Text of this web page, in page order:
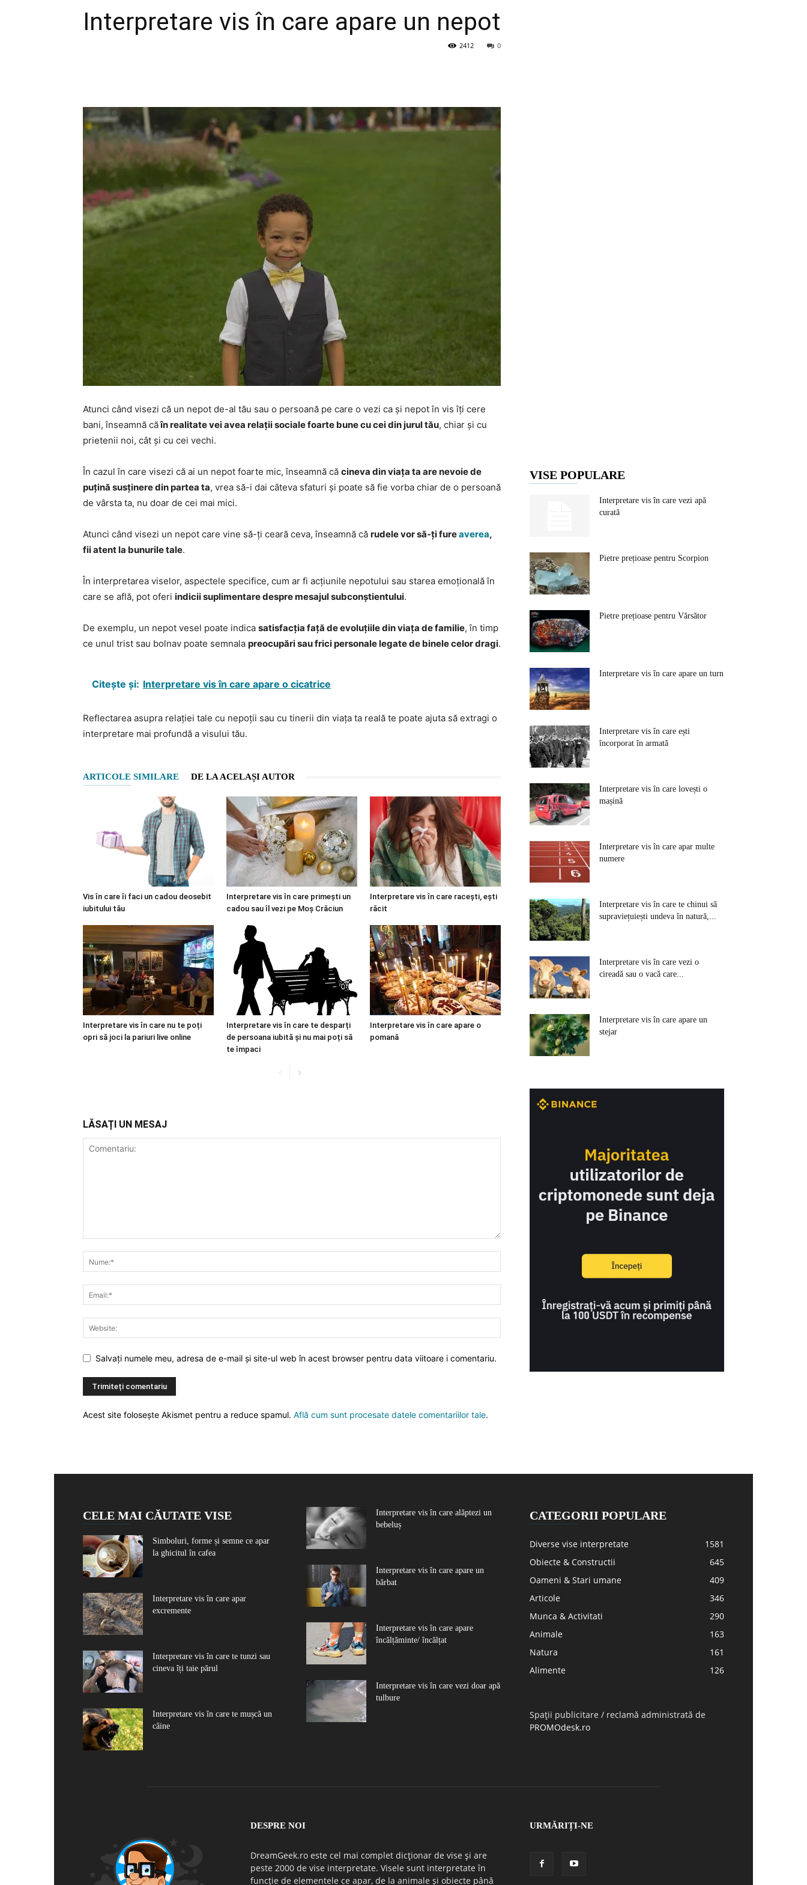
Interpretare vis în care apare un nepot
0
2412
Atunci când visezi că un nepot de-al tău sau o persoană pe care o vezi ca și nepot în vis îți cere
bani, înseamnă căîn realitate vei avea relații sociale foarte bune cu cei din jurul tău, chiar și cu
prietenii noi, cât și cu cei vechi.
În cazul în care visezi că ai un nepot foarte mic, înseamnă că cineva din viața ta are nevoie de
puțină susținere din partea ta, vrea să-i dai câteva sfaturi și poate să fie vorba chiar de o persoană
de vârsta ta, nu doar de cei mai mici.
Atunci când visezi un nepot care vine să-ți ceară ceva, înseamnă că rudele vor să-ți fureaverea,
fii atent la bunurile tale.
În interpretarea viselor, aspectele specifice, cum ar fi acțiunile nepotului sau starea emoțională în
care se află, pot oferi indicii suplimentare despre mesajul subconștientului.
De exemplu, un nepot vesel poate indica satisfacția față de evoluțiile din viața de familie, în timp
ce unul trist sau bolnav poate semnala preocupări sau frici personale legate de binele celor dragi.
Citește și: Interpretare vis în care apare o cicatrice
Reflectarea asupra relației tale cu nepoții sau cu tinerii din viața ta reală te poate ajuta să extragi o
interpretare mai profundă a visului tău.
ARTICOLE SIMILARE DE LA ACELAȘI AUTOR
Vis în care îi faci un cadou deosebit
iubitului tău
Interpretare vis în care primești un
cadou sau îl vezi pe Moș Crăciun
Interpretare vis în care racești, ești
răcit
Interpretare vis în care nu te poți
opri să joci la pariuri live online
Interpretare vis în care te desparți
de persoana iubită și nu mai poți să
te împaci
Interpretare vis în care apare o
pomană
LĂSAȚI UN MESAJ
Salvați numele meu, adresa de e-mail și site-ul web în acest browser pentru data viitoare i comentariu.
Acest site folosește Akismet pentru a reduce spamul. Află cum sunt procesate datele comentariilor tale.
VISE POPULARE
Interpretare vis în care vezi apă
curată
Pietre prețioase pentru Scorpion
Pietre prețioase pentru Vărsător
Interpretare vis în care apare un turn
Interpretare vis în care ești
încorporat în armată
Interpretare vis în care lovești o
mașină
Interpretare vis în care apar multe
numere
Interpretare vis în care te chinui să
supraviețuiești undeva în natură,...
Interpretare vis în care vezi o
cireadă sau o vacă care...
Interpretare vis în care apare un
stejar
CELE MAI CĂUTATE VISE
Simboluri, forme și semne ce apar
la ghicitul în cafea
Interpretare vis în care apar
excremente
Interpretare vis în care te tunzi sau
cineva îți taie părul
Interpretare vis în care te mușcă un
câine
Interpretare vis în care alăptezi un
bebeluș
Interpretare vis în care apare un
bărbat
Interpretare vis în care apare
încălțăminte/ încălțat
Interpretare vis în care vezi doar apă
tulbure
CATEGORII POPULARE
Diverse vise interpretate
1581
Obiecte & Constructii
645
Oameni & Stari umane
409
Articole
346
Munca & Activitati
290
Animale
163
Natura
161
Alimente
126
Spații publicitare / reclamă administrată de
PROMOdesk.ro
DESPRE NOI
DreamGeek.ro este cel mai complet dicționar de vise și are
peste 2000 de vise interpretate. Visele sunt interpretate în
funcție de elementele ce apar, de la animale și obiecte până
URMĂRIȚI-NE